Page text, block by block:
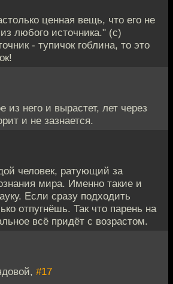
ценная вещь, что его не
любого источника." (с)
- тупичок гоблина, то это
из него и вырастет, лет через
и не зазнается.
человек, ратующий за
мира. Именно такие и
Если сразу подходить
отпугнёшь. Так что парень на
всё придёт с возрастом.
#17